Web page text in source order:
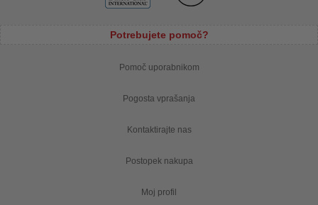
Potrebujete pomoč?
Pomoč uporabnikom
Pogosta vprašanja
Kontaktirajte nas
Postopek nakupa
Moj profil